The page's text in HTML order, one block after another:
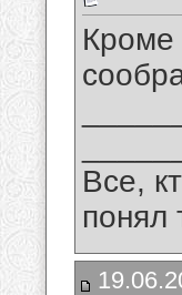
Кроме
Все,
понял